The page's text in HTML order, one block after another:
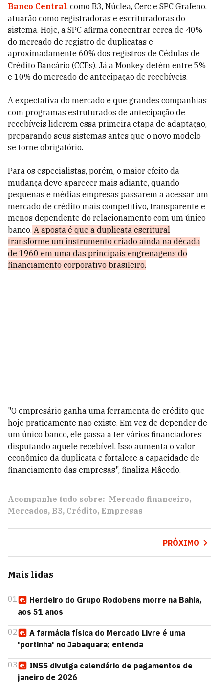
Banco Central, como B3, Núclea, Cerc e SPC Grafeno,
atuarão como registradoras e escrituradoras do
sistema. Hoje, a SPC afirma concentrar cerca de 40%
do mercado de registro de duplicatas e
aproximadamente 60% dos registros de Cédulas de
Crédito Bancário (CCBs). Já a Monkey detém entre 5%
e 10% do mercado de antecipação de recebíveis.
A expectativa do mercado é que grandes companhias
com programas estruturados de antecipação de
recebíveis liderem essa primeira etapa de adaptação,
preparando seus sistemas antes que o novo modelo
se torne obrigatório.
Para os especialistas, porém, o maior efeito da
mudança deve aparecer mais adiante, quando
pequenas e médias empresas passarem a acessar um
mercado de crédito mais competitivo, transparente e
menos dependente do relacionamento com um único
banco. A aposta é que a duplicata escritural
transforme um instrumento criado ainda na década
de 1960 em uma das principais engrenagens do
financiamento corporativo brasileiro.
"O empresário ganha uma ferramenta de crédito que
hoje praticamente não existe. Em vez de depender de
um único banco, ele passa a ter vários financiadores
disputando aquele recebível. Isso aumenta o valor
econômico da duplicata e fortalece a capacidade de
financiamento das empresas", finaliza Mâcedo.
Acompanhe tudo sobre: Mercado financeiro
Mercados B3 Crédito Empresas
PRÓXIMO
Mais lidas
01
Herdeiro do Grupo Rodobens morre na Bahia,
aos 51 anos
02
A farmácia física do Mercado Livre é uma
'portinha' no Jabaquara; entenda
03
INSS divulga calendário de pagamentos de
janeiro de 2026